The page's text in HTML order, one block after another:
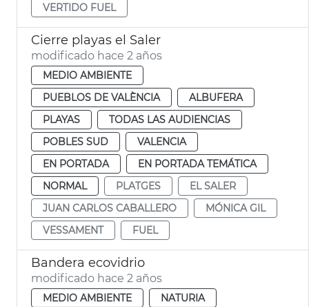
VERTIDO FUEL
Cierre playas el Saler
modificado hace 2 años
MEDIO AMBIENTE
PUEBLOS DE VALÈNCIA
ALBUFERA
PLAYAS
TODAS LAS AUDIENCIAS
POBLES SUD
VALENCIA
EN PORTADA
EN PORTADA TEMÁTICA
NORMAL
PLATGES
EL SALER
JUAN CARLOS CABALLERO
MÓNICA GIL
VESSAMENT
FUEL
Bandera ecovidrio
modificado hace 2 años
MEDIO AMBIENTE
NATURIA